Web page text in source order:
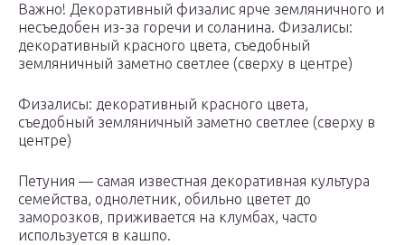
Важно! Декоративный физалис ярче земляничного и
несъедобен из-за горечи и соланина. Физалисы:
декоративный красного цвета, съедобный
земляничный заметно светлее (сверху в центре)
Физалисы: декоративный красного цвета,
съедобный земляничный заметно светлее (сверху в
центре)
Петуния — самая известная декоративная культура
семейства, однолетник, обильно цветет до
заморозков, приживается на клумбах, часто
используется в кашпо.